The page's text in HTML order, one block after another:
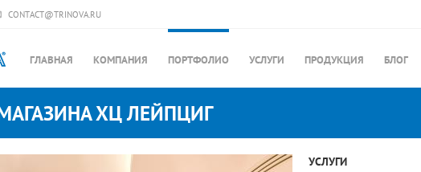
CONTACT@TRINOVA.RU
ГЛАВНАЯ КОМПАНИЯ ПОРТФОЛИО УСЛУГИ ПРОДУКЦИЯ БЛОГ
ХЦ ЛЕЙПЦИГ
УСЛУГИ